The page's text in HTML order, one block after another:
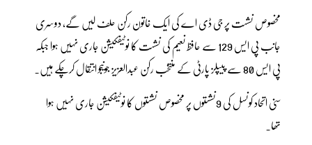
مخصوص نشست پر جی ڈی اے کی ایک خاتون رکن حلف لیں گے، دوسری
جانب پی ایس 129 سے حافظ نعیم کی نشست کا نوٹیفکیشن جاری نہیں ہوا جبکہ
پی ایس 80 سے پیپلز پارٹی کے منتخب رکن عبدالعزیز جونیجو انتقال کرچکے ہیں۔
سنی اتحاد کونسل کی 9نشستوں پر مخصوص نشستوں کا نوٹیفکیشن جاری نہیں ہوا
تھا۔